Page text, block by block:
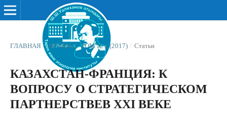
ГЛАВНАЯ / АРХИВЫ / ТОМ № 2 (2017) / Статьи
КАЗАХСТАН-ФРАНЦИЯ: К
ВОПРОСУ О СТРАТЕГИЧЕСКОМ
ПАРТНЕРСТВЕВ ХХІ ВЕКЕ